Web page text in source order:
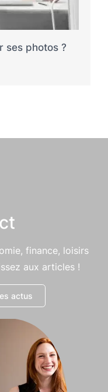
ses photos ?
finance, loisirs
aux articles !
actus